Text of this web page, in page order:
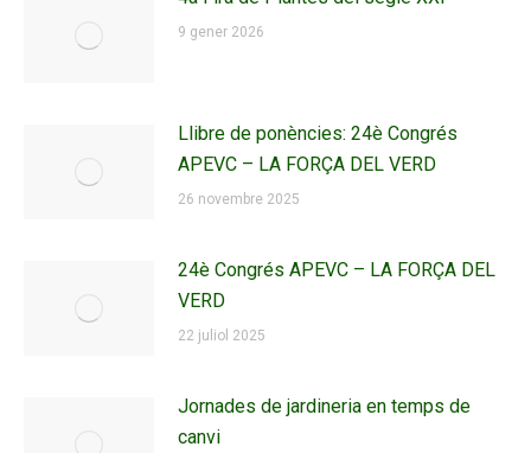
9 gener 2026
Llibre de ponències: 24è Congrés
APEVC – LA FORÇA DEL VERD
26 novembre 2025
24è Congrés APEVC – LA FORÇA DEL
VERD
22 juliol 2025
Jornades de jardineria en temps de
canvi